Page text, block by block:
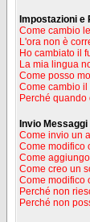
Impostazioni e
Come cambio
L'ora non è
Ho cambiato il
La mia lingua
Come posso
Come cambio
Perché
Invio Messaggi
Come invio un
Come modifico
Come
Come creo un
Come modifico
Perché non
Perché non